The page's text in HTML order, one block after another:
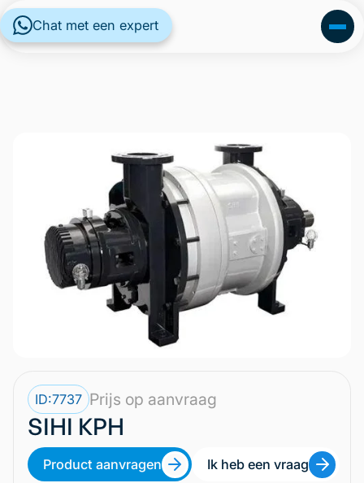
ID:7737 Prijs op aanvraag
SIHI KPH
Product aanvragen
Ik heb een vraag
Chat met een expert